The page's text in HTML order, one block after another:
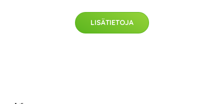
LISÄTIETOJA